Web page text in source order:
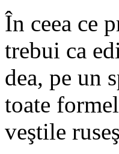
În ceea ce
trebui ca
dea, pe un
toate
veştile